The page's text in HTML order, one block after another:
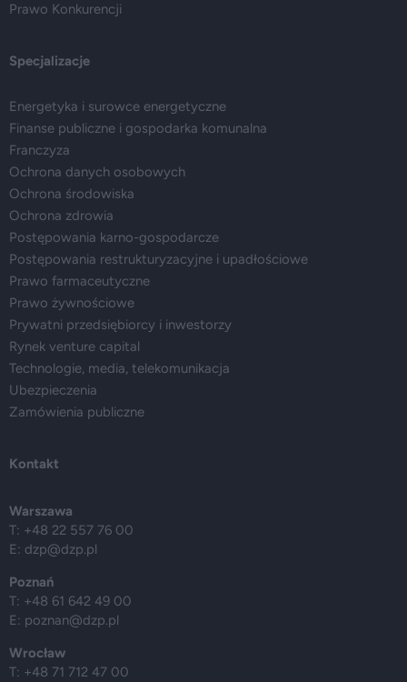
Prawo Konkurencji
Specjalizacje
Energetyka i surowce energetyczne
Finanse publiczne i gospodarka komunalna
Franczyza
Ochrona danych osobowych
Ochrona środowiska
Ochrona zdrowia
Postępowania karno-gospodarcze
Postępowania restrukturyzacyjne i upadłościowe
Prawo farmaceutyczne
Prawo żywnościowe
Prywatni przedsiębiorcy i inwestorzy
Rynek venture capital
Technologie, media, telekomunikacja
Ubezpieczenia
Zamówienia publiczne
Kontakt
Warszawa
T: +48 22 557 76 00
E: dzp@dzp.pl
Poznań
T: +48 61 642 49 00
E: poznan@dzp.pl
Wrocław
T: +48 71 712 47 00